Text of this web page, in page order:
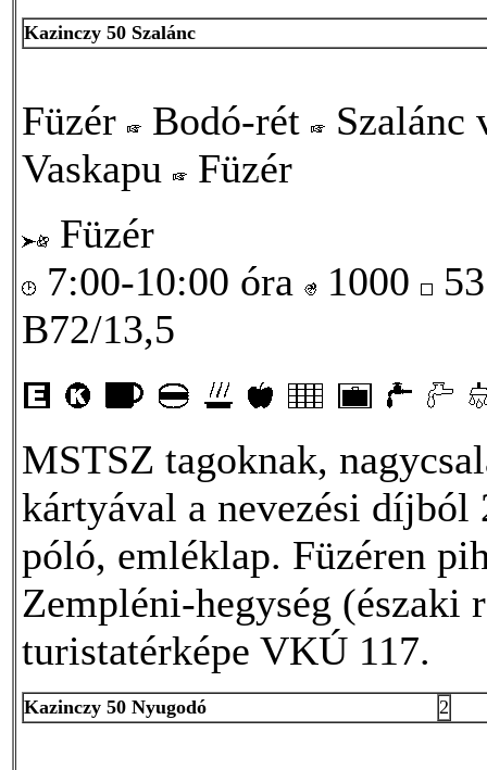
Kazinczy 50 Szalánc
Füzér Bodó-rét
Szalánc
Vaskapu
Füzér
Füzér
7:00-10:00 óra
1000
B72/13,5
MSTSZ tagoknak,
kártyával a nevezési
póló, emléklap. Füzéren
Zempléni-hegység (északi
turistatérképe VKÚ 117.
Kazinczy 50 Nyugodó 2